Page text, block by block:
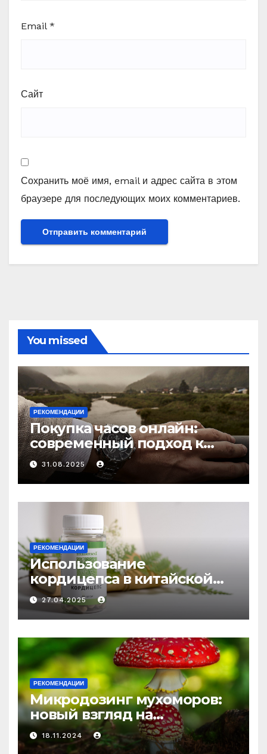
Email *
Сайт
Сохранить моё имя, email и адрес сайта в этом
браузере для последующих моих комментариев.
You missed
РЕКОМЕНДАЦИИ
Покупка часов онлайн:
современный подход к
выбору аксессуаров
31.08.2025
РЕКОМЕНДАЦИИ
Использование
кордицепса в китайской
медицине: природное
средство против усталости
и истощения
27.04.2025
РЕКОМЕНДАЦИИ
Микродозинг мухоморов:
новый взгляд на
психоделику
18.11.2024